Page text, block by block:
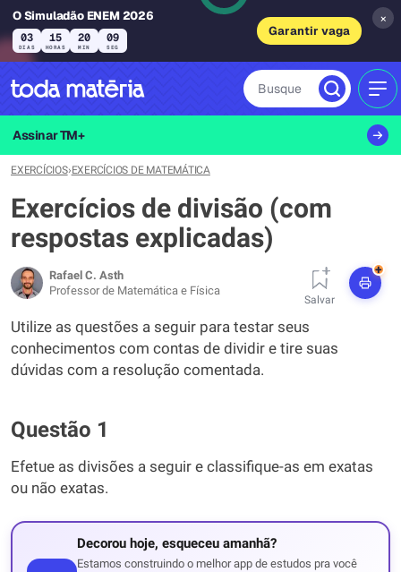
O Simuladão ENEM 2026
03
DIAS
15
HORAS
20
MIN
08
SEG
Garantir vaga
×
Busque
Assinar TM+
EXERCÍCIOS›EXERCÍCIOS DE MATEMÁTICA
Exercícios de divisão (com
respostas explicadas)
Rafael C. Asth
Professor de Matemática e Física
Salvar
+
Utilize as questões a seguir para testar seus
conhecimentos com contas de dividir e tire suas
dúvidas com a resolução comentada.
Questão 1
Efetue as divisões a seguir e classifique-as em exatas
ou não exatas.
Decorou hoje, esqueceu amanhã?
Estamos construindo o melhor app de estudos pra você